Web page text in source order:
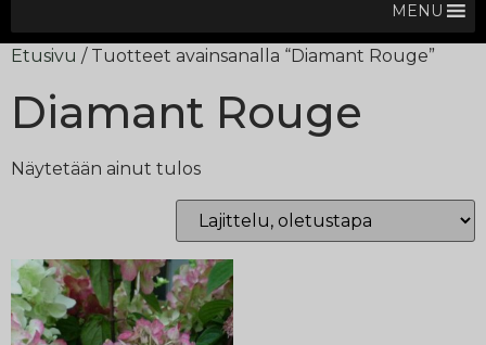
MENU
Etusivu / Tuotteet avainsanalla “Diamant Rouge”
Diamant Rouge
Näytetään ainut tulos